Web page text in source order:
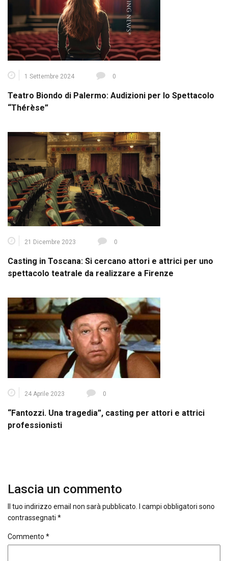
1 Settembre 2024 0
Teatro Biondo di Palermo: Audizioni per lo Spettacolo
“Thérèse”
21 Dicembre 2023 0
Casting in Toscana: Si cercano attori e attrici per uno
spettacolo teatrale da realizzare a Firenze
24 Aprile 2023 0
“Fantozzi. Una tragedia”, casting per attori e attrici
professionisti
Lascia un commento
Il tuo indirizzo email non sarà pubblicato. I campi obbligatori sono
contrassegnati *
Commento *